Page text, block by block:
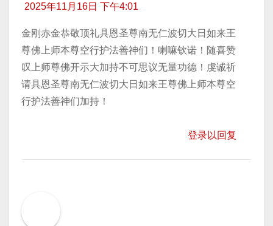
2025年11月16日 下午4:01
金刚赤金恭敬顶礼具恩圣尊南无仁波切大日如来王
尊佛上师本尊空行护法善神们！喇嘛钦诺！随喜赞
叹上师尊佛开示大加持不可思议无量功德！虔诚祈
请具恩圣尊南无仁波切大日如来王尊佛上师本尊空
行护法善神们加持！
登录以回复